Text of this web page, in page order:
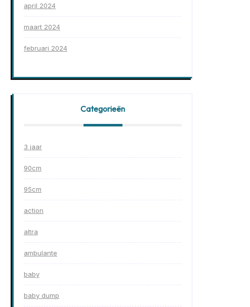
april 2024
maart 2024
februari 2024
Categorieën
3 jaar
90cm
95cm
action
altra
ambulante
baby
baby dump